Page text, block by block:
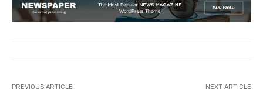
PREVIOUS ARTICLE NEXT ARTICLE